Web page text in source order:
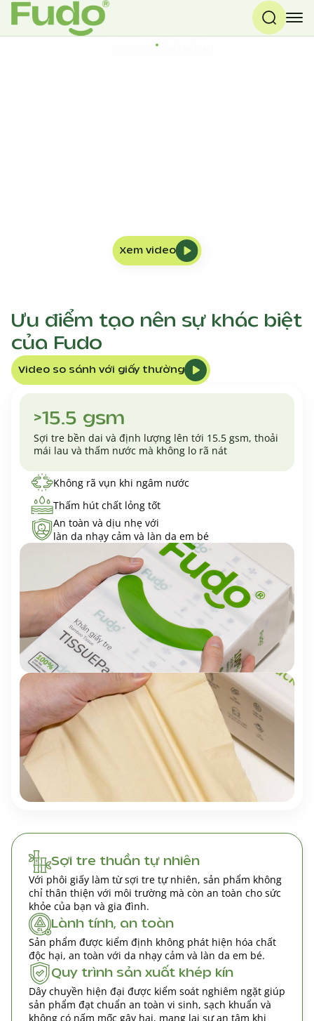
Xem video
Ưu điểm tạo nên sự khác biệt
của Fudo
Video so sánh với giấy thường
>15.5 gsm
Sợi tre bền dai và định lượng lên tới 15.5 gsm, thoải
mái lau và thấm nước mà không lo rã nát
Không rã vụn khi ngâm nước
Thấm hút chất lỏng tốt
An toàn và dịu nhẹ với
làn da nhạy cảm và làn da em bé
Sợi tre thuần tự nhiên
Với phôi giấy làm từ sợi tre tự nhiên, sản phẩm không
chỉ thân thiện với môi trường mà còn an toàn cho sức
khỏe của bạn và gia đình.
Lành tính, an toàn
Sản phẩm được kiểm định không phát hiện hóa chất
độc hại, an toàn với da nhạy cảm và làn da em bé.
Quy trình sản xuất khép kín
Dây chuyền hiện đại được kiểm soát nghiêm ngặt giúp
sản phẩm đạt chuẩn an toàn vi sinh, sạch khuẩn và
không có nấm mốc gây hại, mang lại sự an tâm khi